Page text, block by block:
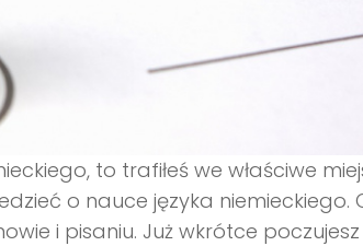
to trafiłeś we właściwe
o nauce języka niemieckiego.
i pisaniu. Już wkrótce